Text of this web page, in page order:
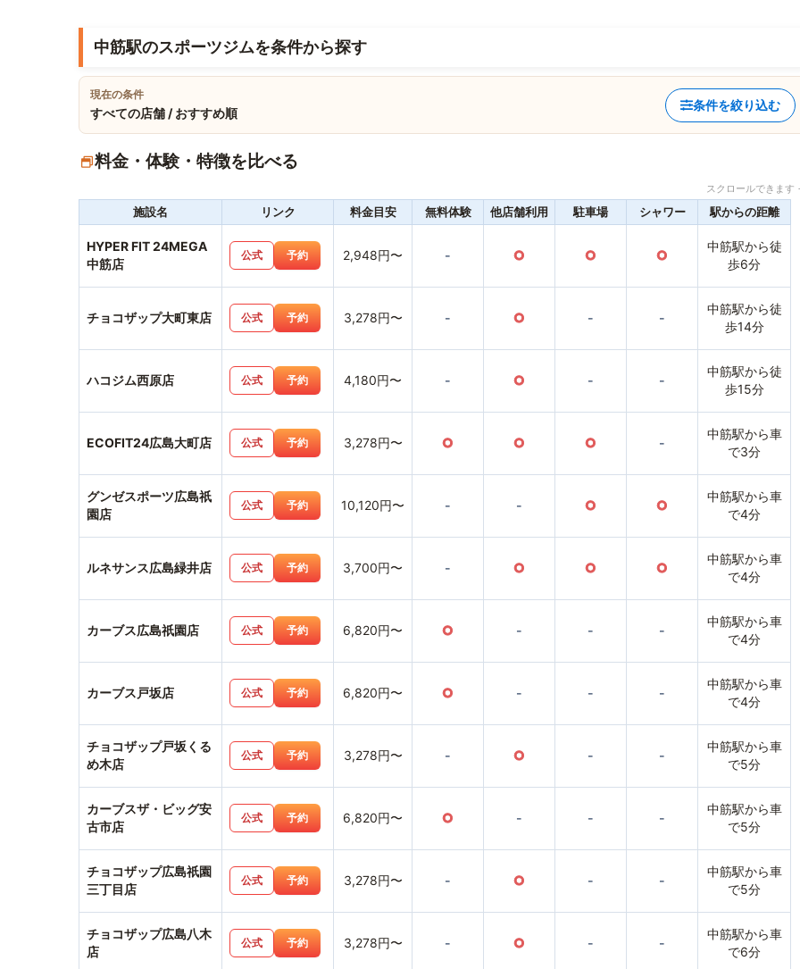
中筋駅のスポーツジムを条件から探す
現在の条件
すべての店舗 / おすすめ順
条件を絞り込む
料金・体験・特徴を比べる
スクロールできま
施設名 リンク 料金目安 無料体験 他店舗利用 駐車場 シャワー 駅からの距離
HYPER FIT 24MEGA
中筋店
公式 予約 2,948円〜 - ○ ○ ○
中筋駅から徒
歩6分
チョコザップ大町東店 公式 予約 3,278円〜 - ○ - -
中筋駅から徒
歩14分
ハコジム西原店 公式 予約 4,180円〜 - ○ - -
中筋駅から徒
歩15分
ECOFIT24広島大町店 公式 予約 3,278円〜 ○ ○ ○ -
中筋駅から車
で3分
グンゼスポーツ広島祇
園店
公式 予約 10,120円〜 - - ○ ○
中筋駅から車
で4分
ルネサンス広島緑井店 公式 予約 3,700円〜 - ○ ○ ○
中筋駅から車
で4分
カーブス広島祇園店 公式 予約 6,820円〜 ○ - - -
中筋駅から車
で4分
カーブス戸坂店 公式 予約 6,820円〜 ○ - - -
中筋駅から車
で4分
チョコザップ戸坂くる
め木店
公式 予約 3,278円〜 - ○ - -
中筋駅から車
で5分
カーブスザ・ビッグ安
古市店
公式 予約 6,820円〜 ○ - - -
中筋駅から車
で5分
チョコザップ広島祇園
三丁目店
公式 予約 3,278円〜 - ○ - -
中筋駅から車
で5分
チョコザップ広島八木
店
公式 予約 3,278円〜 - ○ - -
中筋駅から車
で6分